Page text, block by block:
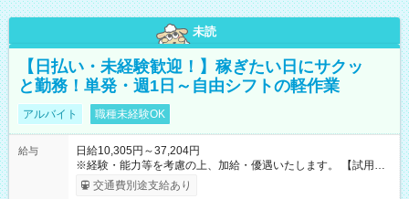
未読
【日払い・未経験歓迎！】稼ぎたい日にサクッ
と勤務！単発・週1日～自由シフトの軽作業
アルバイト 職種未経験OK
給与
日給10,305円～37,204円
※経験・能力等を考慮の上、加給・優遇いたします。 【試用期
間】試用期間なし
交通費別途支給あり